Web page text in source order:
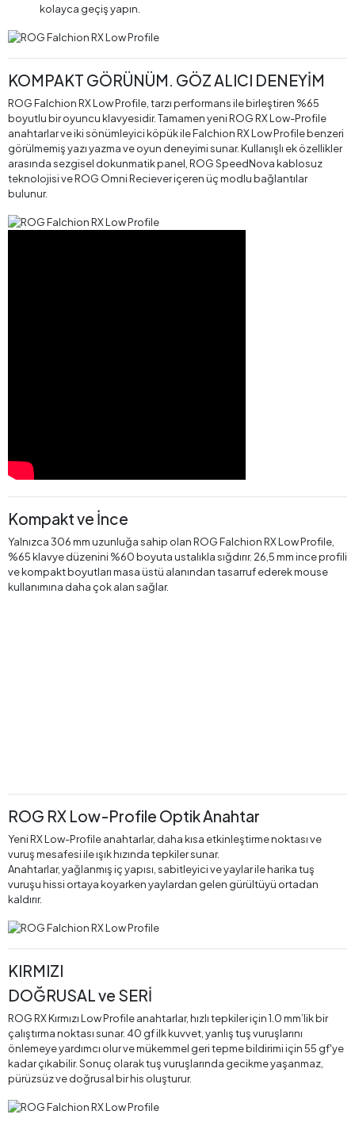
kolayca geçiş yapın.
KOMPAKT GÖRÜNÜM. GÖZ ALICI DENEYİM
ROG Falchion RX Low Profile, tarzı performans ile birleştiren %65
boyutlu bir oyuncu klavyesidir. Tamamen yeni ROG RX Low-Profile
anahtarlar ve iki sönümleyici köpük ile Falchion RX Low Profile benzeri
görülmemiş yazı yazma ve oyun deneyimi sunar. Kullanışlı ek özellikler
arasında sezgisel dokunmatik panel, ROG SpeedNova kablosuz
teknolojisi ve ROG Omni Reciever içeren üç modlu bağlantılar
bulunur.
Kompakt ve İnce
Yalnızca 306 mm uzunluğa sahip olan ROG Falchion RX Low Profile,
%65 klavye düzenini %60 boyuta ustalıkla sığdırır. 26,5 mm ince profili
ve kompakt boyutları masa üstü alanından tasarruf ederek mouse
kullanımına daha çok alan sağlar.
ROG RX Low-Profile Optik Anahtar
Yeni RX Low-Profile anahtarlar, daha kısa etkinleştirme noktası ve
vuruş mesafesi ile ışık hızında tepkiler sunar.
Anahtarlar, yağlanmış iç yapısı, sabitleyici ve yaylar ile harika tuş
vuruşu hissi ortaya koyarken yaylardan gelen gürültüyü ortadan
kaldırır.
KIRMIZI
DOĞRUSAL ve SERİ
ROG RX Kırmızı Low Profile anahtarlar, hızlı tepkiler için 1.0 mm’lik bir
çalıştırma noktası sunar. 40 gf ilk kuvvet, yanlış tuş vuruşlarını
önlemeye yardımcı olur ve mükemmel geri tepme bildirimi için 55 gf'ye
kadar çıkabilir. Sonuç olarak tuş vuruşlarında gecikme yaşanmaz,
pürüzsüz ve doğrusal bir his oluşturur.